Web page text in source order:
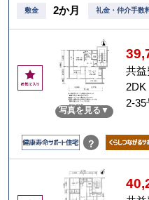
敷金 2か月 礼金・仲介手数
お
気
写真を見る
共益
2-
？